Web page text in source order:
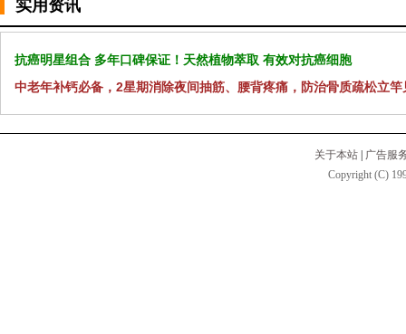
实用资讯
抗癌明星组合 多年口碑保证！天然植物萃取 有效对抗癌细胞
中老年补钙必备，2星期消除夜间抽筋、腰背疼痛，防治骨质疏松立竿
关于本站
广告服
Copyright (C)